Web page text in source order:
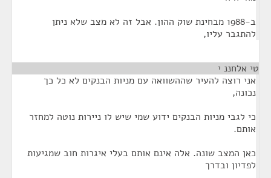
ב-1988 מבחינת שוק ההון. אבל זה לא מצב שלא ניתן
להתגבר עליו,
טי אלחננ י
אני רוצה להעיר שההשוואה עם מניות הבנקים לא כל כך
נכונה,
כי לגבי מניות הבנקים ידוע שמי שיש לו ניירות נוטה למחזר
אותם.
כאן המצב שונה. אלה אינם אותם בעלי איגרות חוב שמגיעות
לפדיון ובדרך